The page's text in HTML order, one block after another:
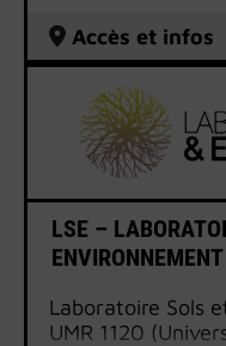
Accès et infos
LSE –
ENVIRONNEMENT
Laboratoire Sols
UMR 1120